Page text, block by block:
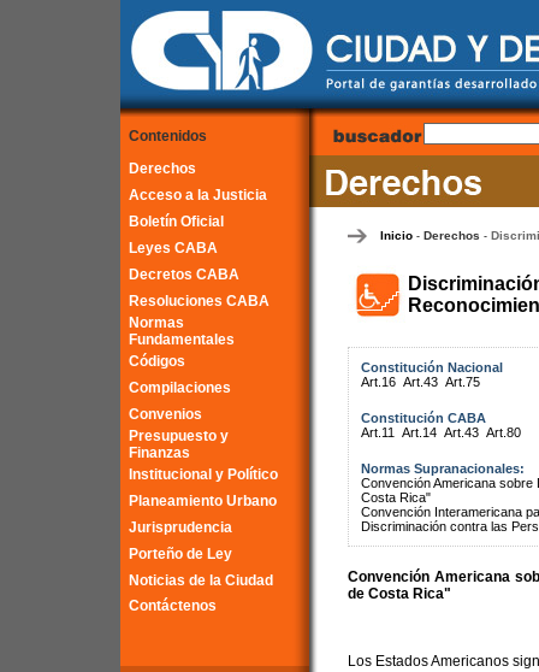
Contenidos
Derechos
Acceso a la Justicia
Boletín Oficial
Leyes CABA
Decretos CABA
Resoluciones CABA
Normas
Fundamentales
Códigos
Compilaciones
Convenios
Presupuesto y
Finanzas
Institucional y Político
Planeamiento Urbano
Jurisprudencia
Porteño de Ley
Noticias de la Ciudad
Contáctenos
Inicio- Derechos -
Constitución Nacional
Art.16 Art.43 Art.75
Constitución CABA
Art.11
Art.14 Art.43 Art.80
Normas Supranacionales:
Convención Americana
Costa Rica"
Convención Interamericana
Discriminación contra las
Convención Americana
de Costa Rica"
Los Estados Americanos